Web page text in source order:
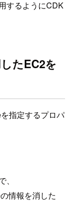
するようにCDK
たEC2を
指定するプロパ
情報を消した